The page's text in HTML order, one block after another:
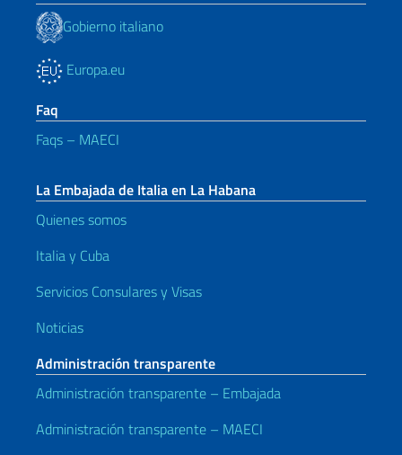
Gobierno italiano
Europa.eu
Faq
Faqs – MAECI
La Embajada de Italia en La Habana
Quienes somos
Italia y Cuba
Servicios Consulares y Visas
Noticias
Administración transparente
Administración transparente – Embajada
Administración transparente – MAECI